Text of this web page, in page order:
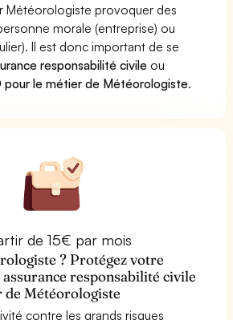
Météorologiste provoquer des
morale (entreprise) ou
Il est donc important de se
responsabilité civile ou
pour le métier de Météorologiste.
de 15€ par mois
? Protégez votre
responsabilité civile
de Météorologiste
contre les grands risques